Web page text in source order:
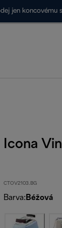
jen koncovému
Icona
CTOV2103.BG
Barva: Béžová